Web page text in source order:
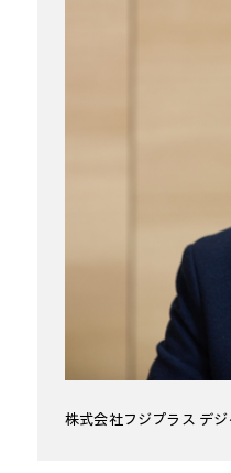
株式会社フジプラス デ